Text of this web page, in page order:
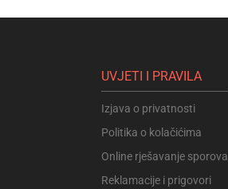
UVJETI I PRAVILA
Izjava o privatnosti
Politika o kolačićima
Online rješavanje sporova
Reklamacije i prigovori